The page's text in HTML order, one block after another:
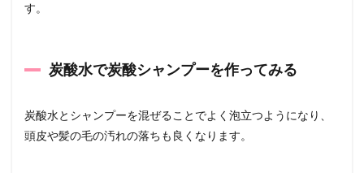
す。
炭酸水で炭酸シャンプーを作ってみる
炭酸水とシャンプーを混ぜることでよく泡立つようになり、
頭皮や髪の毛の汚れの落ちも良くなります。